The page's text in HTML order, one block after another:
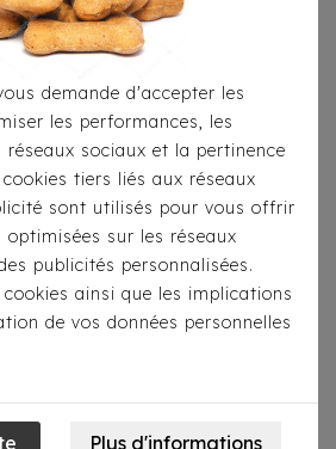
demande d'accepter les
les performances, les
sociaux et la pertinence
tiers liés aux réseaux
sont utilisés pour vous offrir
sur les réseaux
publicités personnalisées.
ainsi que les implications
de vos données personnelles